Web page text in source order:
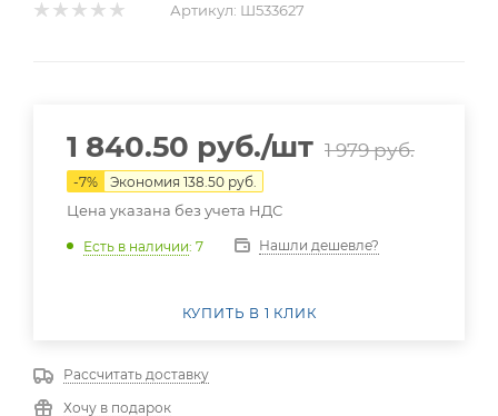
Артикул: Ш533627
1 840.50 руб./шт 1 979руб.
-7% Экономия 138.50 руб.
Цена указана без учета НДС
Есть в наличии: 7 Нашли дешевле?
КУПИТЬ В 1 КЛИК
Рассчитать доставку
Хочу в подарок